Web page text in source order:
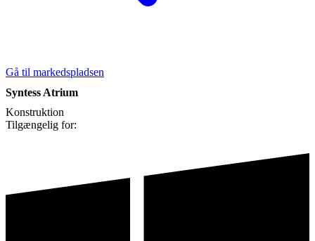
Gå til markedspladsen
Syntess Atrium
Konstruktion
Tilgængelig for: